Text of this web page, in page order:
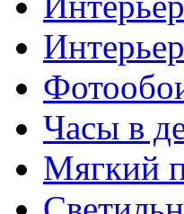
Часы в
Мягкий